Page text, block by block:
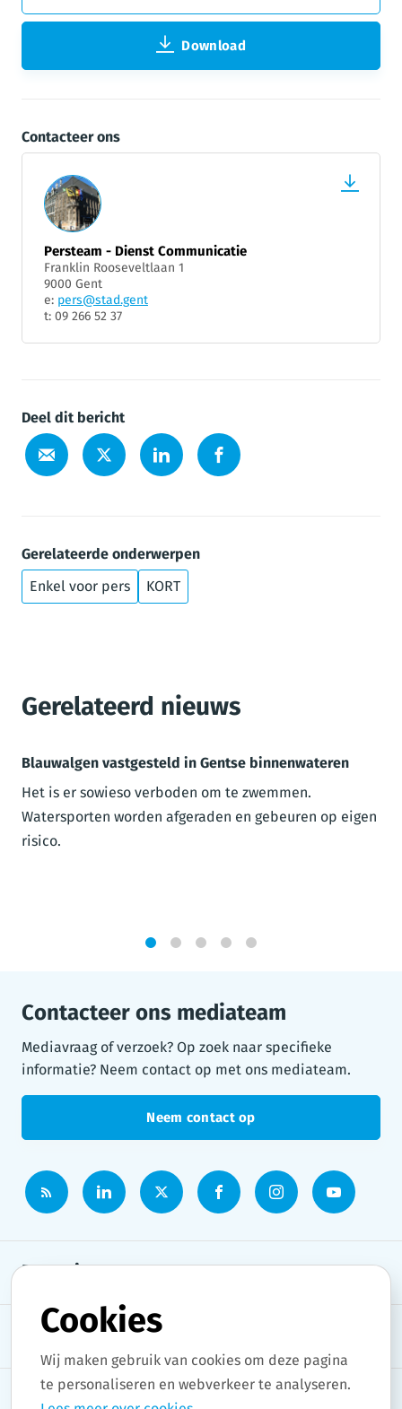
Download
Contacteer ons
Persteam - Dienst Communicatie
Franklin Rooseveltlaan 1
9000 Gent
e: pers@stad.gent
t: 09 266 52 37
Deel dit bericht
Gerelateerde onderwerpen
Enkel voor pers
KORT
Gerelateerd nieuws
Blauwalgen vastgesteld in Gentse binnenwateren
Het is er sowieso verboden om te zwemmen.
Watersporten worden afgeraden en gebeuren op eigen
risico.
Contacteer ons mediateam
Mediavraag of verzoek? Op zoek naar specifieke
informatie? Neem contact op met ons mediateam.
Neem contact op
Persruimte
Onderwerpen
Cookies
Wij maken gebruik van cookies om deze pagina
te personaliseren en webverkeer te analyseren.